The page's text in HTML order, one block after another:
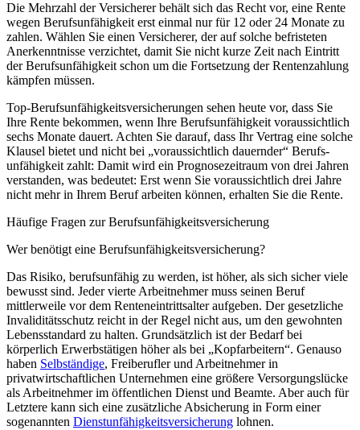
Die Mehrzahl der Versicherer behält sich das Recht vor, eine Rente
wegen Berufsunfähigkeit erst einmal nur für 12 oder 24 Monate zu
zahlen. Wählen Sie einen Versicherer, der auf solche befristeten
Anerkenntnisse verzichtet, damit Sie nicht kurze Zeit nach Eintritt
der Berufsunfähigkeit schon um die Fortsetzung der Rentenzahlung
kämpfen müssen.
Top-Berufs­unfähig­keits­versi­cherungen sehen heute vor, dass Sie
Ihre Rente bekommen, wenn Ihre Berufsunfähigkeit vor­aussichtlich
sechs Monate dauert. Achten Sie darauf, dass Ihr Vertrag eine solche
Klausel bietet und nicht bei „voraus­sichtlich dauernder“ Berufs­
unfähigkeit zahlt: Damit wird ein Prognose­zeitraum von drei Jahren
ver­stan­den, was bedeutet: Erst wenn Sie voraussichtlich drei Jahre
nicht mehr in Ihrem Beruf arbeiten können, erhalten Sie die Rente.
Häufige Fragen zur Berufsunfähigkeitsversicherung
Wer benötigt eine Berufsunfähigkeitsversicherung?
Das Risiko, berufsunfähig zu werden, ist höher, als sich sicher viele
bewusst sind. Jeder vierte Arbeitnehmer muss seinen Beruf
mittlerweile vor dem Renteneintrittsalter aufgeben. Der gesetzliche
Invaliditätsschutz reicht in der Regel nicht aus, um den gewohnten
Lebensstandard zu halten. Grundsätzlich ist der Bedarf bei
körperlich Erwerbstätigen höher als bei „Kopfarbeitern“. Genauso
haben Selbständige, Freiberufler und Arbeitnehmer in
privatwirtschaftlichen Unternehmen eine größere Versorgungslücke
als Arbeitnehmer im öffentlichen Dienst und Beamte. Aber auch für
Letztere kann sich eine zusätzliche Absicherung in Form einer
sogenannten Dienstunfähigkeitsversicherung lohnen.